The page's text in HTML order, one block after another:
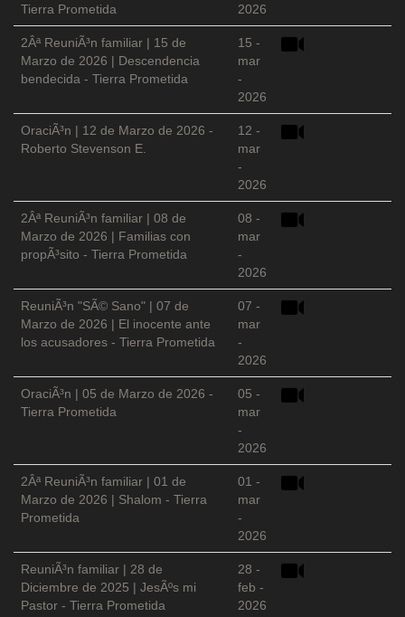
Tierra Prometida
2026
2Âª ReuniÃ³n familiar | 15 de
Marzo de 2026 | Descendencia
bendecida - Tierra Prometida
15 -
mar
-
2026
OraciÃ³n | 12 de Marzo de 2026 -
Roberto Stevenson E.
12 -
mar
-
2026
2Âª ReuniÃ³n familiar | 08 de
Marzo de 2026 | Familias con
propÃ³sito - Tierra Prometida
08 -
mar
-
2026
ReuniÃ³n "SÃ© Sano" | 07 de
Marzo de 2026 | El inocente ante
los acusadores - Tierra Prometida
07 -
mar
-
2026
OraciÃ³n | 05 de Marzo de 2026 -
Tierra Prometida
05 -
mar
-
2026
2Âª ReuniÃ³n familiar | 01 de
Marzo de 2026 | Shalom - Tierra
Prometida
01 -
mar
-
2026
ReuniÃ³n familiar | 28 de
Diciembre de 2025 | JesÃºs mi
Pastor - Tierra Prometida
28 -
feb -
2026